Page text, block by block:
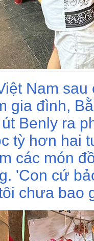
Nam
gia đình,
Benly ra
tỳ hơn hai
các món
'Con cứ
chưa bao